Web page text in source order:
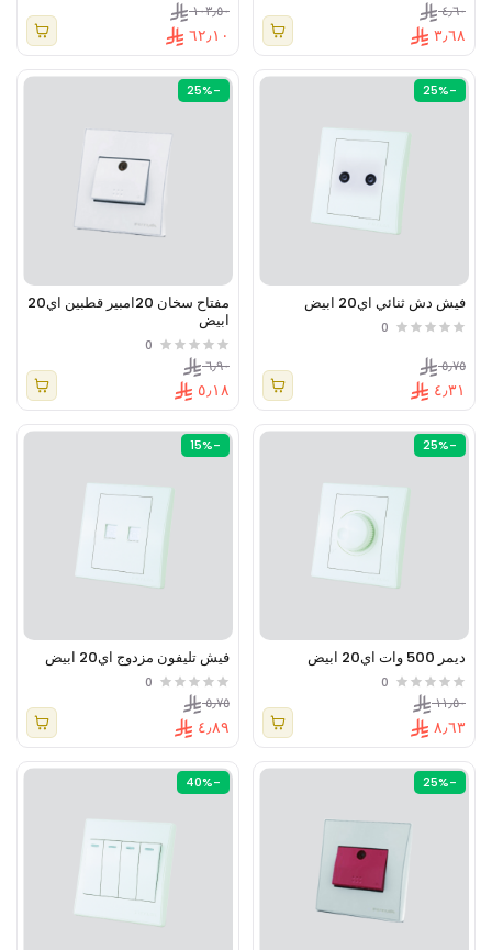
٣٫٦٨
٤٫٦٠
٦٢٫١٠
١٠٣٫٥٠
-25%
فيش دش ثنائي اي20 ابيض
0
٤٫٣١
٥٫٧٥
-25%
مفتاح سخان 20امبير قطبين اي20
ابيض
0
٥٫١٨
٦٫٩٠
-25%
ديمر 500 وات اي20 ابيض
0
٨٫٦٣
١١٫٥٠
-15%
فيش تليفون مزدوج اي20 ابيض
0
٤٫٨٩
٥٫٧٥
-25%
-40%